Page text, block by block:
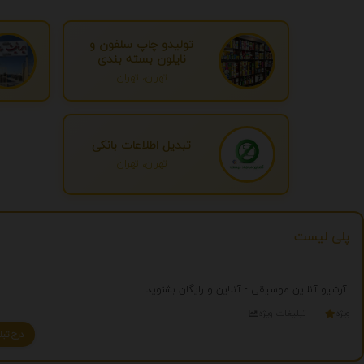
تولیدو چاپ سلفون و
نایلون بسته بندی
تهران، تهران
تبدیل اطلاعات بانکی
تهران، تهران
پلی لیست
درج تبلیغ شما